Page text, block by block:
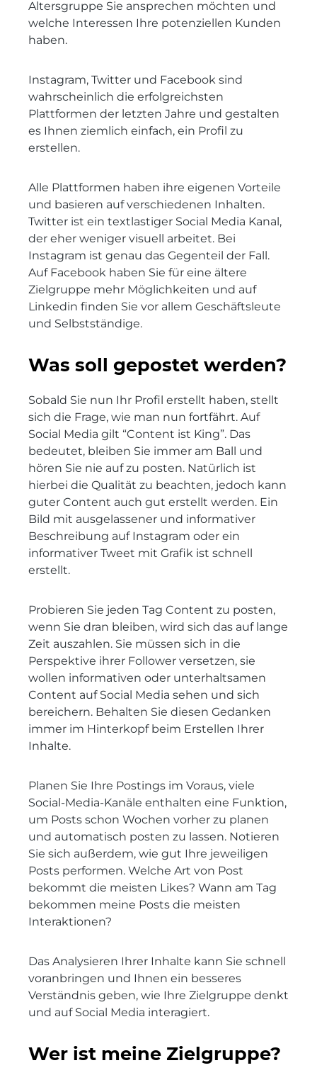
Altersgruppe Sie ansprechen möchten und
welche Interessen Ihre potenziellen Kunden
haben.
Instagram, Twitter und Facebook sind
wahrscheinlich die erfolgreichsten
Plattformen der letzten Jahre und gestalten
es Ihnen ziemlich einfach, ein Profil zu
erstellen.
Alle Plattformen haben ihre eigenen Vorteile
und basieren auf verschiedenen Inhalten.
Twitter ist ein textlastiger Social Media Kanal,
der eher weniger visuell arbeitet. Bei
Instagram ist genau das Gegenteil der Fall.
Auf Facebook haben Sie für eine ältere
Zielgruppe mehr Möglichkeiten und auf
Linkedin finden Sie vor allem Geschäftsleute
und Selbstständige.
Was soll gepostet werden?
Sobald Sie nun Ihr Profil erstellt haben, stellt
sich die Frage, wie man nun fortfährt. Auf
Social Media gilt “Content ist King”. Das
bedeutet, bleiben Sie immer am Ball und
hören Sie nie auf zu posten. Natürlich ist
hierbei die Qualität zu beachten, jedoch kann
guter Content auch gut erstellt werden. Ein
Bild mit ausgelassener und informativer
Beschreibung auf Instagram oder ein
informativer Tweet mit Grafik ist schnell
erstellt.
Probieren Sie jeden Tag Content zu posten,
wenn Sie dran bleiben, wird sich das auf lange
Zeit auszahlen. Sie müssen sich in die
Perspektive ihrer Follower versetzen, sie
wollen informativen oder unterhaltsamen
Content auf Social Media sehen und sich
bereichern. Behalten Sie diesen Gedanken
immer im Hinterkopf beim Erstellen Ihrer
Inhalte.
Planen Sie Ihre Postings im Voraus, viele
Social-Media-Kanäle enthalten eine Funktion,
um Posts schon Wochen vorher zu planen
und automatisch posten zu lassen. Notieren
Sie sich außerdem, wie gut Ihre jeweiligen
Posts performen. Welche Art von Post
bekommt die meisten Likes? Wann am Tag
bekommen meine Posts die meisten
Interaktionen?
Das Analysieren Ihrer Inhalte kann Sie schnell
voranbringen und Ihnen ein besseres
Verständnis geben, wie Ihre Zielgruppe denkt
und auf Social Media interagiert.
Wer ist meine Zielgruppe?